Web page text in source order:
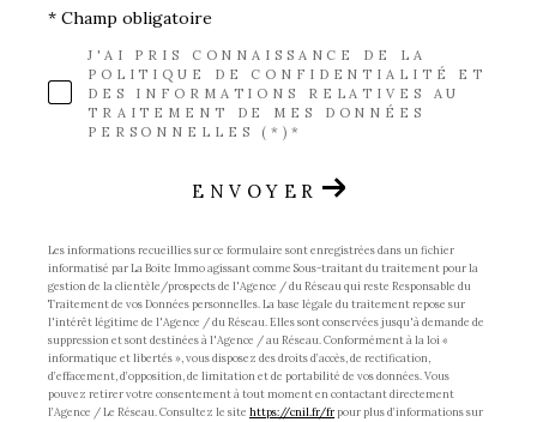
J'AI PRIS CONNAISSANCE DE LA
POLITIQUE DE CONFIDENTIALITÉ ET
DES INFORMATIONS RELATIVES AU
TRAITEMENT DE MES DONNÉES
PERSONNELLES (*)*
* Champ obligatoire
ENVOYER
Les informations recueillies sur ce formulaire sont enregistrées dans un fichier
informatisé par La Boite Immo agissant comme Sous-traitant du traitement pour la
gestion de la clientèle/prospects de l'Agence / du Réseau qui reste Responsable du
Traitement de vos Données personnelles. La base légale du traitement repose sur
l'intérêt légitime de l'Agence / du Réseau. Elles sont conservées jusqu'à demande de
suppression et sont destinées à l'Agence / au Réseau. Conformément à la loi «
informatique et libertés », vous disposez des droits d’accès, de rectification,
d’effacement, d’opposition, de limitation et de portabilité de vos données. Vous
pouvez retirer votre consentement à tout moment en contactant directement
l’Agence / Le Réseau. Consultez le site https://cnil.fr/frpour plus d’informations sur